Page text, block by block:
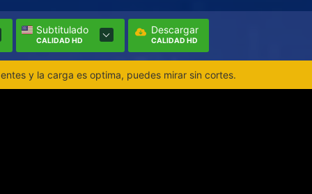
Subtitulado
CALIDAD HD
Descargar
CALIDAD HD
y la carga es optima, puedes mirar sin cortes.